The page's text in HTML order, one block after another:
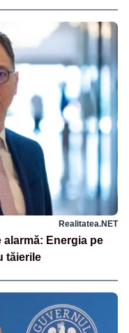
Realitatea.NET
Energia pe
tăierile